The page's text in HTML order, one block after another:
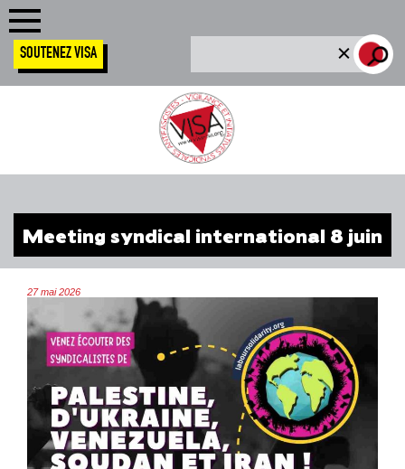
SOUTENEZ VISA
Meeting syndical international 8 juin
27 mai 2026